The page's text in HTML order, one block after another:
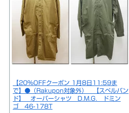
【20％OFFクーポン 1月8日11:59ま
で】●（Rakupon対象外） 【スペルバン
ド】 オーバーシャツ D.M.G. ドミン
ゴ 46-178T